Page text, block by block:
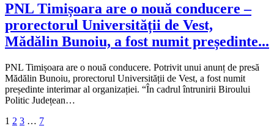
PNL Timișoara are o nouă conducere –
prorectorul Universității de Vest,
Mădălin Bunoiu, a fost numit președinte...
PNL Timișoara are o nouă conducere. Potrivit unui anunț de presă
Mădălin Bunoiu, prorectorul Universității de Vest, a fost numit
președinte interimar al organizației. “În cadrul întrunirii Biroului
Politic Județean…
1 2 3 … 7